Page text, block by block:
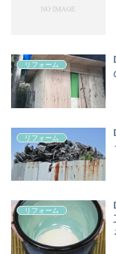
リフォーム
リフォーム
リフォーム